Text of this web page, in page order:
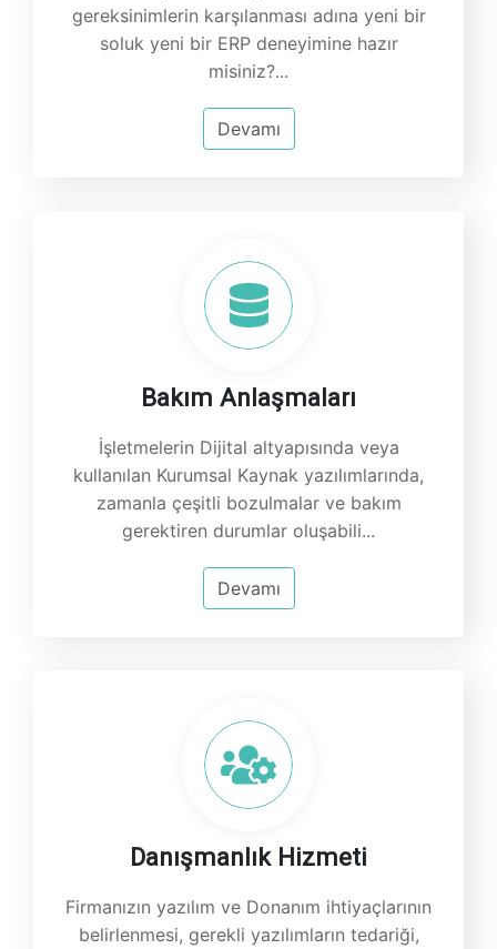
gereksinimlerin karşılanması adına yeni bir
soluk yeni bir ERP deneyimine hazır
misiniz?...
Devamı
Bakım Anlaşmaları
İşletmelerin Dijital altyapısında veya
kullanılan Kurumsal Kaynak yazılımlarında,
zamanla çeşitli bozulmalar ve bakım
gerektiren durumlar oluşabili...
Devamı
Danışmanlık Hizmeti
Firmanızın yazılım ve Donanım ihtiyaçlarının
belirlenmesi, gerekli yazılımların tedariği,